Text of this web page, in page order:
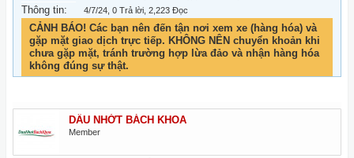
Thông tin: 4/7/24 , 0 Trả lời, 2,223 Đọc
CẢNH BÁO! Các bạn nên đến tận nơi xem xe (hàng hóa) và
gặp mặt giao dịch trực tiếp. KHÔNG NÊN chuyển khoản khi
chưa gặp mặt, tránh trường hợp lừa đảo và nhận hàng hóa
không đúng sự thật.
DẦU NHỚT BÁCH KHOA
Member